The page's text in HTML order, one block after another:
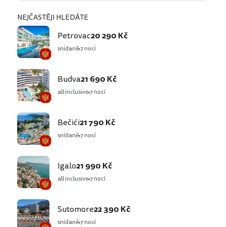
NEJČASTĚJI HLEDÁTE
Petrovac20 290 Kč
snídaně7 nocí
Budva21 690 Kč
all inclusive7 nocí
Bečići21 790 Kč
snídaně7 nocí
Igalo21 990 Kč
all inclusive7 nocí
Sutomore22 390 Kč
snídaně7 nocí